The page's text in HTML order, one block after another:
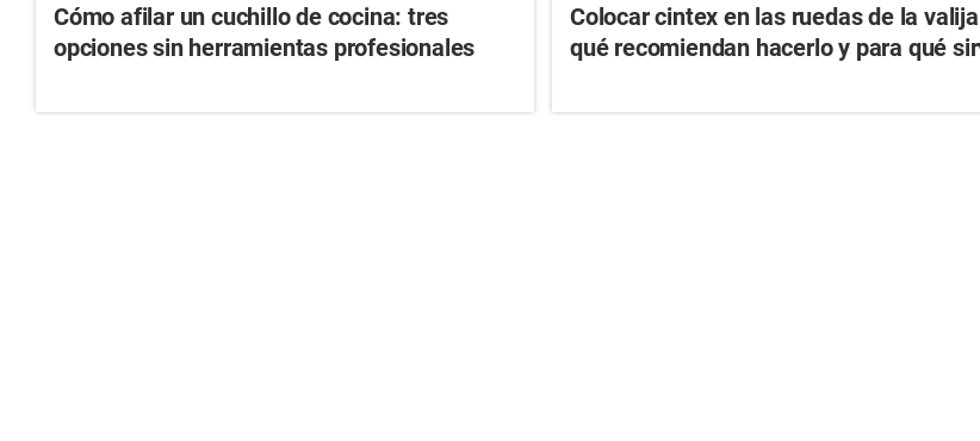
Cómo afilar un cuchillo de cocina: tres
opciones sin herramientas profesionales
Colocar cintex en las ruedas de la
qué recomiendan hacerlo y para qué